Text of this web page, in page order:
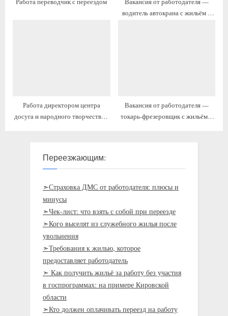
Работа переводчик с переездом
Вакансия от работодателя —
водитель автокрана с жильём и
Работа директором центра
досуга и народного творчества с
Вакансия от работодателя —
токарь-фрезеровщик с жильём и
Переезжающим:
➣Страховка ДМС от работодателя: плюсы и
минусы
➣Чек-лист: что взять с собой при переезде
➣Кого выселят из служебного жилья после
увольнения
➣Требования к жилью, которое
предоставляет работодатель
➣ Как получить жильё за работу без участия
в госпрограммах: на примере Кировской
области
➣Кто должен оплачивать переезд на работу